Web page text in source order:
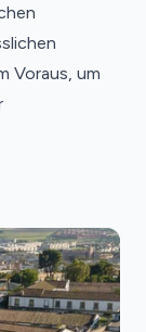
Voraus, um